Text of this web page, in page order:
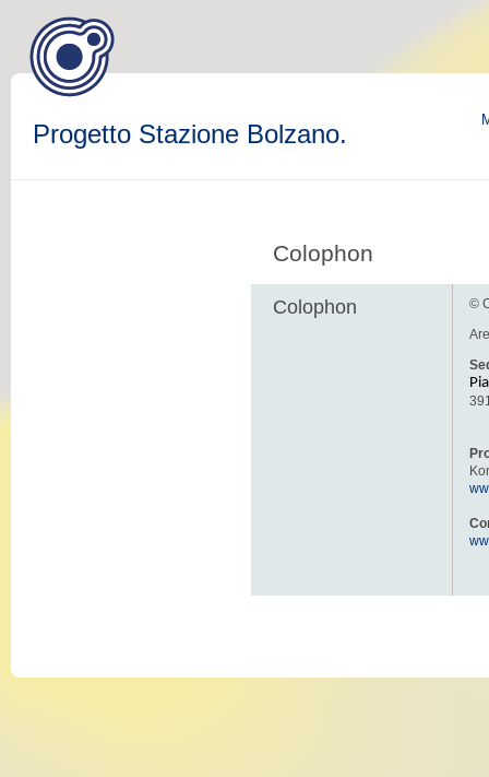
Progetto Stazione Bolzano.
Colophon
Colophon
©